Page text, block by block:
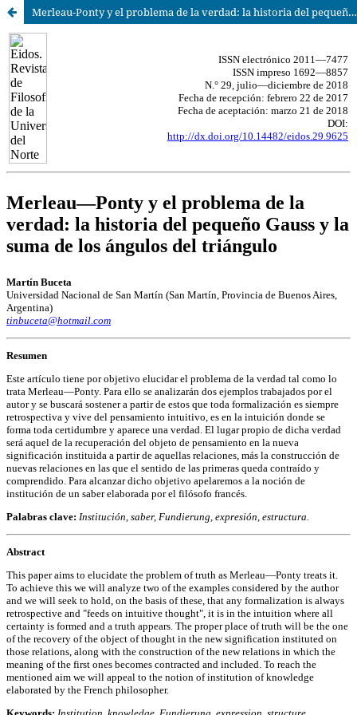
Merleau-Ponty y el problema de la verdad: la historia del pequeño Gauss y la suma de los ángulos del triángulo